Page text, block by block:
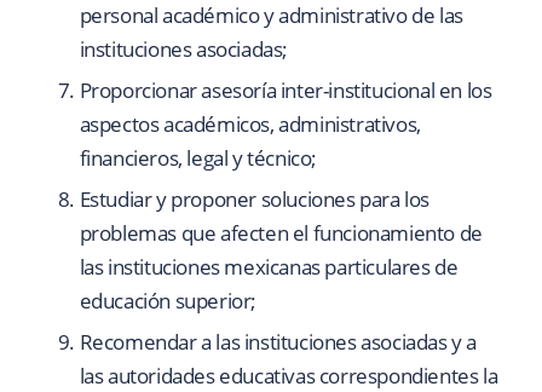
personal académico y administrativo de las
instituciones asociadas;
Proporcionar asesoría inter-institucional en los
aspectos académicos, administrativos,
financieros, legal y técnico;
Estudiar y proponer soluciones para los
problemas que afecten el funcionamiento de
las instituciones mexicanas particulares de
educación superior;
Recomendar a las instituciones asociadas y a
las autoridades educativas correspondientes la